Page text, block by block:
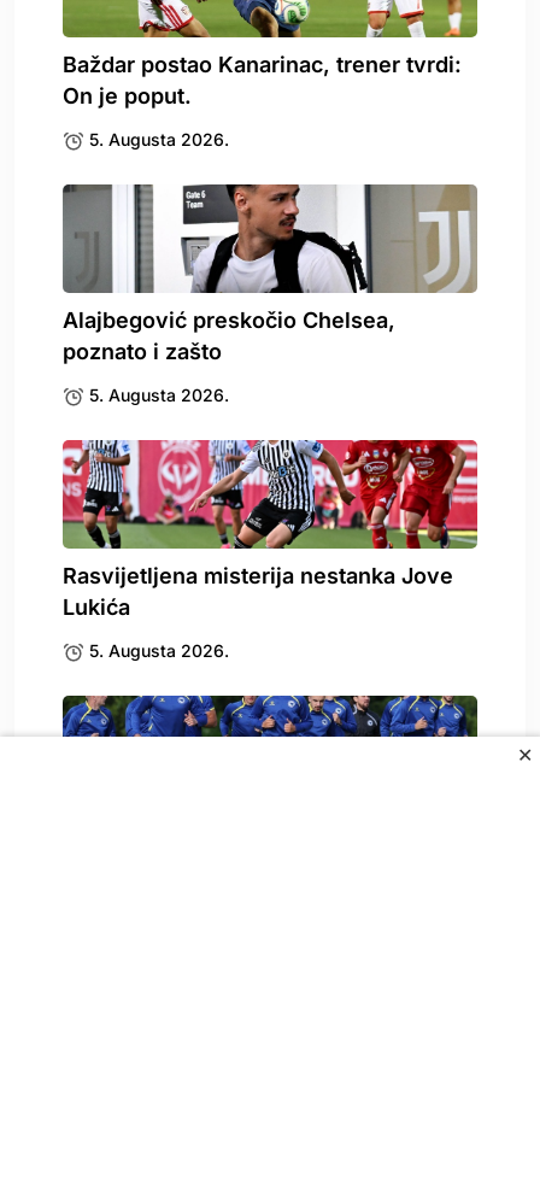
✕
Baždar postao Kanarinac, trener tvrdi:
On je poput.
5. Augusta 2026.
Alajbegović preskočio Chelsea,
poznato i zašto
5. Augusta 2026.
Rasvijetljena misterija nestanka Jove
Lukića
5. Augusta 2026.